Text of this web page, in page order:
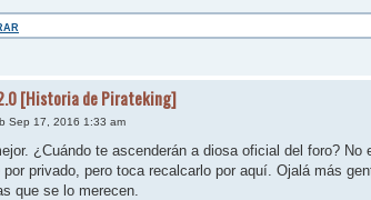
[Historia de Pirateking]
Sep 17, 2016 1:33 am
¿Cuándo te ascenderán a diosa oficial del foro? No
privado, pero toca recalcarlo por aquí. Ojalá más
que se lo merecen.